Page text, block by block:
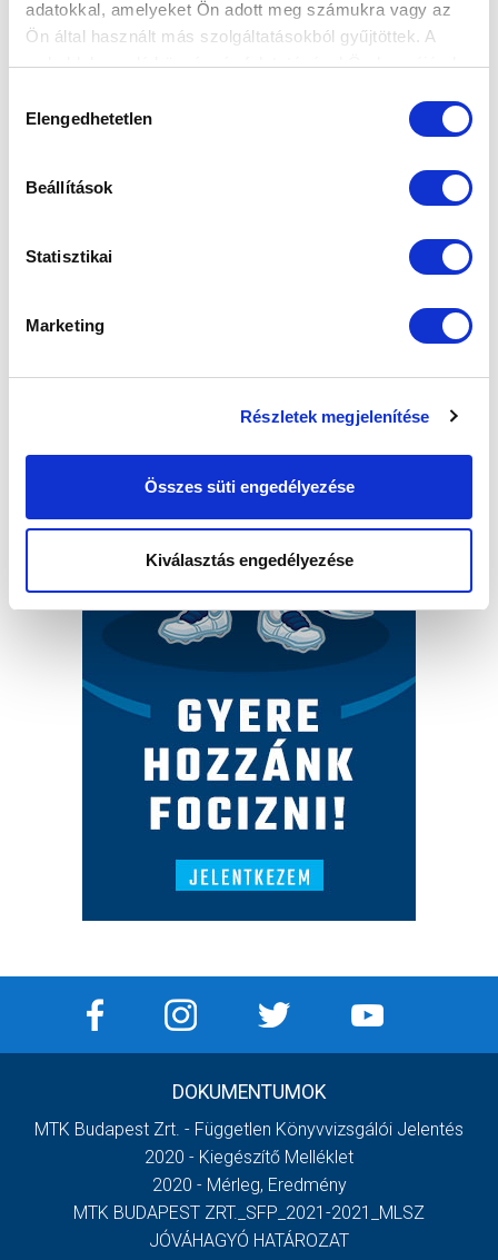
adatokkal, amelyeket Ön adott meg számukra vagy az
Ön által használt más szolgáltatásokból gyűjtöttek. A
weboldalon való böngészés folytatásával Ön hozzájárul a
kiválasztása
Elengedhetetlen
Beállítások
Statisztikai
Marketing
Részletek megjelenítése
Összes süti engedélyezése
Kiválasztás engedélyezése
2017-08-01 17:30:00
Így állunk az átigazolási időszak vége előtt egy
DOKUMENTUMOK
MTK Budapest Zrt. - Független Könyvvizsgálói Jelentés
2020 - Kiegészítő Melléklet
2020 - Mérleg, Eredmény
MTK BUDAPEST ZRT._SFP_2021-2021_MLSZ
JÓVÁHAGYÓ HATÁROZAT